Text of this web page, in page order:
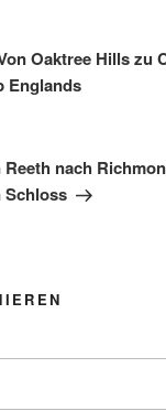
Oaktree Hills zu
Englands
Reeth nach
Schloss